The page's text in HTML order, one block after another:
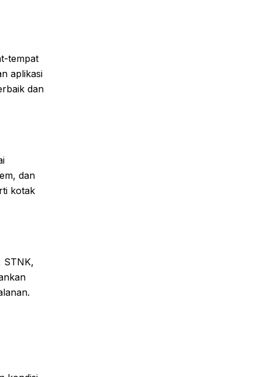
tempat
aplikasi
dan
dan
kotak
STNK,